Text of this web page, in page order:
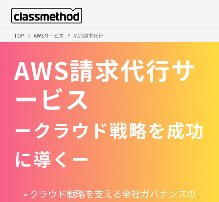
TOP AWSサービス AWS請求代行
AWS請求代行サ
ービス
ークラウド戦略を成功
に導くー
• クラウド戦略を支える全社ガバナンスの